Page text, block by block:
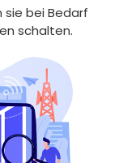
sie bei Bedarf
schalten.